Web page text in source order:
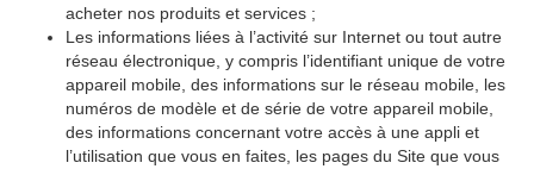
acheter nos produits et services ;
Les informations liées à l’activité sur Internet ou tout autre
réseau électronique, y compris l’identifiant unique de votre
appareil mobile, des informations sur le réseau mobile, les
numéros de modèle et de série de votre appareil mobile,
des informations concernant votre accès à une appli et
l’utilisation que vous en faites, les pages du Site que vous